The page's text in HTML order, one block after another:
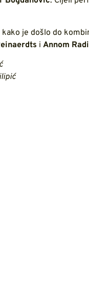
je došlo do
i Annom